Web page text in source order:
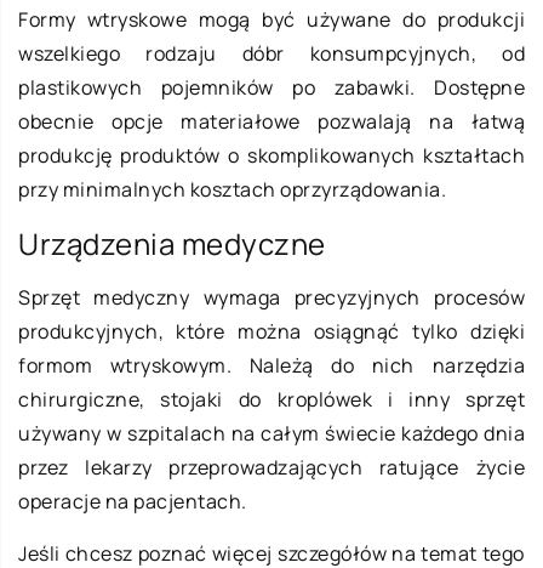
Formy wtryskowe mogą być używane do produkcji
wszelkiego rodzaju dóbr konsumpcyjnych, od
plastikowych pojemników po zabawki. Dostępne
obecnie opcje materiałowe pozwalają na łatwą
produkcję produktów o skomplikowanych kształtach
przy minimalnych kosztach oprzyrządowania.
Urządzenia medyczne
Sprzęt medyczny wymaga precyzyjnych procesów
produkcyjnych, które można osiągnąć tylko dzięki
formom wtryskowym. Należą do nich narzędzia
chirurgiczne, stojaki do kroplówek i inny sprzęt
używany w szpitalach na całym świecie każdego dnia
przez lekarzy przeprowadzających ratujące życie
operacje na pacjentach.
Jeśli chcesz poznać więcej szczegółów na temat tego